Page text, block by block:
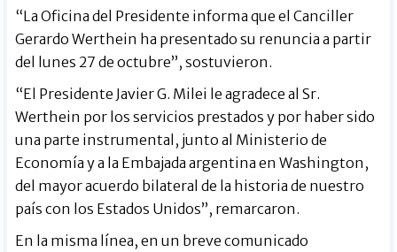
“La Oficina del Presidente informa que el Canciller
Gerardo Werthein ha presentado su renuncia a partir
del lunes 27 de octubre”, sostuvieron.
“El Presidente Javier G. Milei le agradece al Sr.
Werthein por los servicios prestados y por haber sido
una parte instrumental, junto al Ministerio de
Economía y a la Embajada argentina en Washington,
del mayor acuerdo bilateral de la historia de nuestro
país con los Estados Unidos”, remarcaron.
En la misma línea, en un breve comunicado